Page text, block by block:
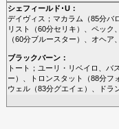
シェフィールド･U：
デイヴィス ； マカラム （85分バ
リスト
（60分セリキ ）、 ペック
（60分ブルースター ）、 オヘア
ブラックバーン：
トート ； ユーリ・リベイロ バス
ー ）、 トロンスタット （88分フ
ウェル（83分グエイェ ）、 ドラ